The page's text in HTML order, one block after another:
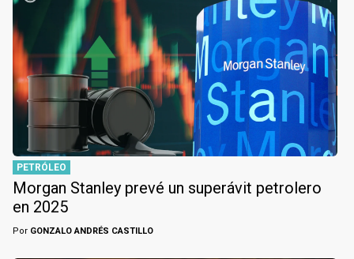
PETRÓLEO
Morgan Stanley prevé un superávit petrolero
en 2025
Por GONZALO ANDRÉS CASTILLO